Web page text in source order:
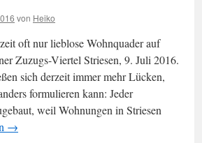
von Heiko
oft nur lieblose Wohnquader auf
Zuzugs-Viertel Striesen, 9. Juli 2016.
sich derzeit immer mehr Lücken,
formulieren kann: Jeder
weil Wohnungen in Striesen
→